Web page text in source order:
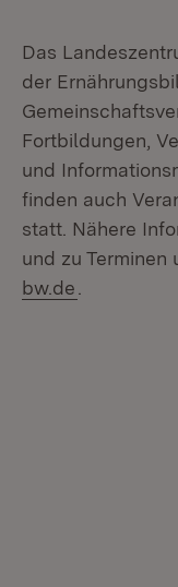
Das
der
Fortbildungen,
und
finden auch
statt. Nähere
und zu Terminen
bw.de